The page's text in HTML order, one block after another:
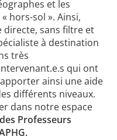
et les
hors-sol ». Ainsi,
directe, sans filtre et
à destination
très
qui ont
ainsi une aide
différents niveaux.
dans notre espace
Professeurs